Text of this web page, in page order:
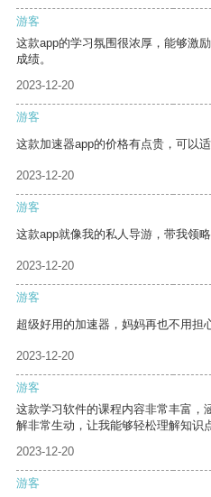
游客
这款app的学习氛围很浓厚，能够激
成绩。
2023-12-20
游客
这款加速器app的价格有点贵，可以
2023-12-20
游客
这款app就像我的私人导游，带我领略
2023-12-20
游客
超级好用的加速器，妈妈再也不用担
2023-12-20
游客
这款学习软件的课程内容非常丰富，
解非常生动，让我能够轻松理解知识
2023-12-20
游客